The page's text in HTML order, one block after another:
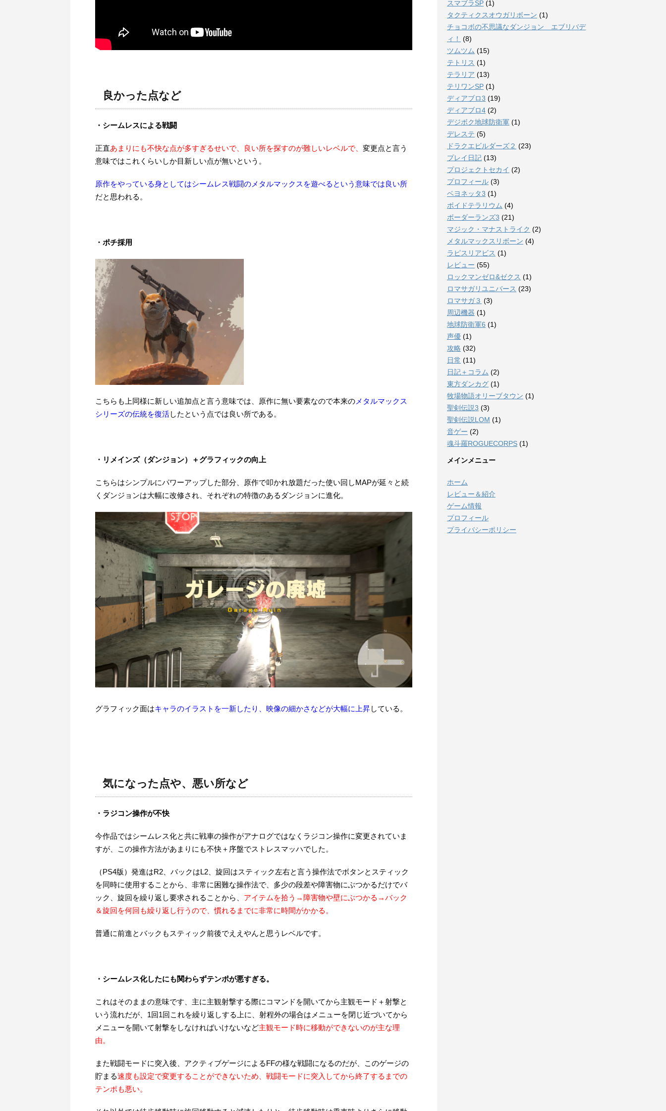
良かった点など
・シームレスによる戦闘
正直あまりにも不快な点が多すぎるせいで、良い所を探すのが難しいレベルで、 変更点と言う
意味ではこれくらいしか目新しい点が無いという。
原作をやっている身としてはシームレス戦闘のメタルマックスを遊べるという意味では良い所
だと思われる。
・ポチ採用
こちらも上同様に新しい追加点と言う意味では、原作に無い要素なので本来の メタルマックス
シリーズの伝統を復活したという点では良い所である。
・リメインズ（ダンジョン）＋グラフィックの向上
こちらはシンプルにパワーアップした部分、原作で叩かれ放題だった使い回しMAPが延々と続
くダンジョンは大幅に改修され、それぞれの特徴のあるダンジョンに進化。
グラフィック面はキャラのイラストを一新したり、映像の細かさなどが大幅に上昇している。
気になった点や、悪い所など
・ラジコン操作が不快
今作品ではシームレス化と共に戦車の操作がアナログではなくラジコン操作に変更されていま
すが、この操作方法があまりにも不快＋序盤でストレスマッハでした。
（PS4版）発進はR2、バックはL2、旋回はスティック左右と言う操作法でボタンとスティック
を同時に使用することから、非常に困難な操作法で、多少の段差や障害物にぶつかるだけでバ
ック、旋回を繰り返し要求されることから、 アイテムを拾う→障害物や壁にぶつかる→バック
＆旋回を何回も繰り返し行うので、慣れるまでに非常に時間がかかる。
普通に前進とバックもスティック前後でええやんと思うレベルです。
・シームレス化したにも関わらずテンポが悪すぎる。
これはそのままの意味です、主に主観射撃する際にコマンドを開いてから主観モード＋射撃と
いう流れだが、1回1回これを繰り返しする上に、射程外の場合はメニューを閉じ近づいてから
メニューを開いて射撃をしなければいけないなど主観モード時に移動ができないのが主な理
由。
また戦闘モードに突入後、アクティブゲージによるFFの様な戦闘になるのだが、このゲージの
貯まる速度も設定で変更することができないため、戦闘モードに突入してから終了するまでの
テンポも悪い。
スマブラSP (1)
タクティクスオウガリボーン (1)
チョコボの不思議なダンジョン エブリバデ
ィ！
(8)
ツムツム (15)
テトリス (1)
テラリア (13)
テリワンSP (1)
ディアブロ3 (19)
ディアブロ4 (2)
デジボク地球防衛軍 (1)
デレステ (5)
ドラクエビルダーズ２ (23)
プレイ日記 (13)
プロジェクトセカイ (2)
プロフィール (3)
ベヨネッタ3 (1)
ボイドテラリウム (4)
ボーダーランズ3 (21)
マジック・マナストライク (2)
メタルマックスリボーン (4)
ラピスリアビス (1)
レビュー (55)
ロックマンゼロ&ゼクス (1)
ロマサガリユニバース (23)
ロマサガ３ (3)
周辺機器 (1)
地球防衛軍6 (1)
声優 (1)
攻略 (32)
日常 (11)
日記＋コラム (2)
東方ダンカグ (1)
牧場物語オリーブタウン (1)
聖剣伝説3 (3)
聖剣伝説LOM (1)
音ゲー (2)
魂斗羅ROGUECORPS (1)
メインメニュー
ホーム
レビュー＆紹介
ゲーム情報
プロフィール
プライバシーポリシー